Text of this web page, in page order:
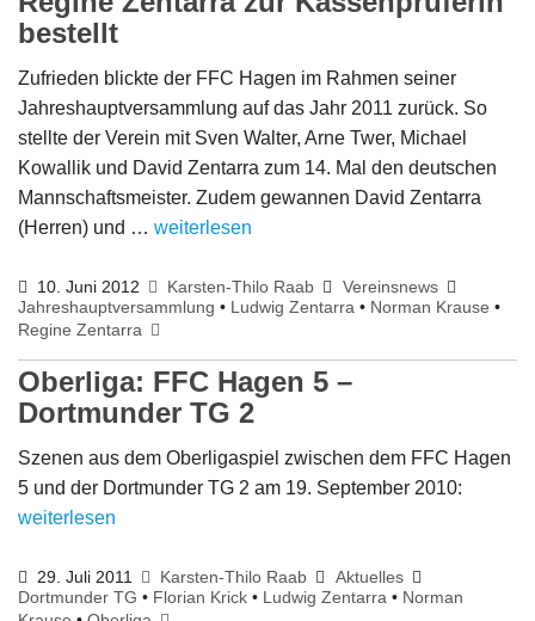
bestellt
Zufrieden blickte der FFC Hagen im Rahmen seiner
Jahreshauptversammlung auf das Jahr 2011 zurück. So
stellte der Verein mit Sven Walter, Arne Twer, Michael
Kowallik und David Zentarra zum 14. Mal den deutschen
Mannschaftsmeister. Zudem gewannen David Zentarra
(Herren) und … weiterlesen
10. Juni 2012 Karsten-Thilo Raab
Vereinsnews
Jahreshauptversammlung • Ludwig Zentarra • Norman Krause •
Regine Zentarra
Oberliga: FFC Hagen 5 –
Dortmunder TG 2
Szenen aus dem Oberligaspiel zwischen dem FFC Hagen
5 und der Dortmunder TG 2 am 19. September 2010:
weiterlesen
29. Juli 2011 Karsten-Thilo Raab
Aktuelles
Dortmunder TG • Florian Krick • Ludwig Zentarra • Norman